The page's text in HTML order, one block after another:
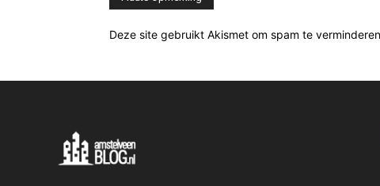
Deze site gebruikt Akismet om spam te